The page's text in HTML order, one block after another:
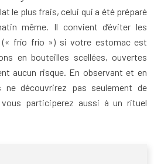
le plus frais, celui qui a été préparé
même. Il convient d’éviter les
(« frío frío ») si votre estomac est
en bouteilles scellées, ouvertes
aucun risque. En observant et en
découvrirez pas seulement de
participerez aussi à un rituel